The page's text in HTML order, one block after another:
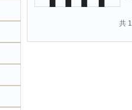
共